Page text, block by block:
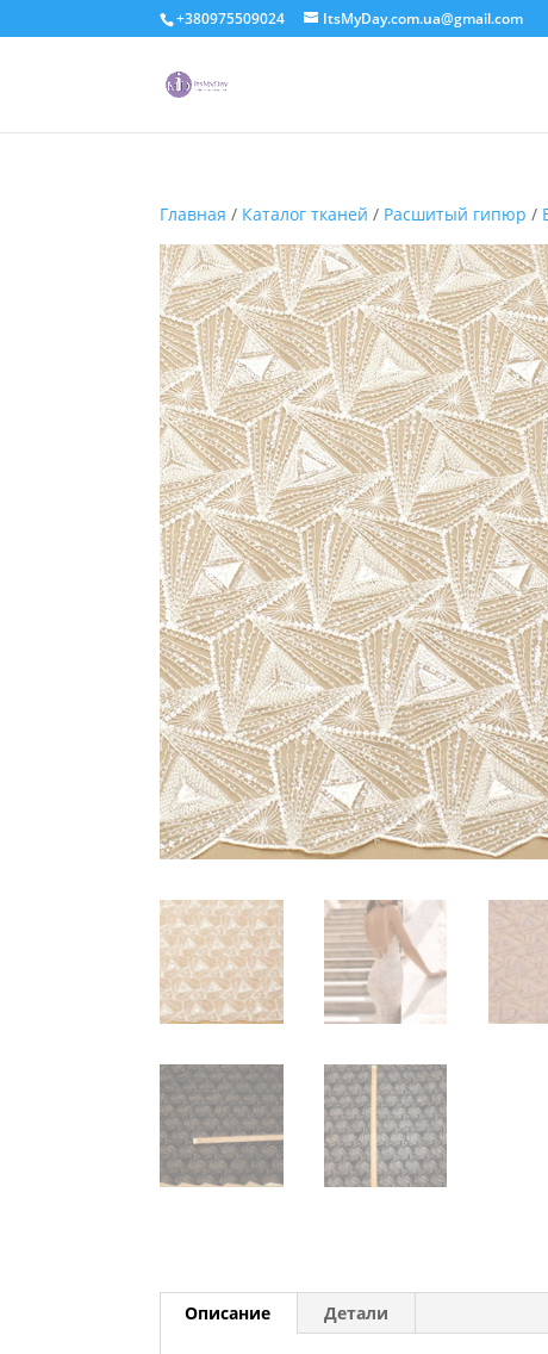
+380975509024 ItsMyDay.com.ua@gmail.com
Главная / Каталог тканей / Расшитый гипюр /
Описание Детали